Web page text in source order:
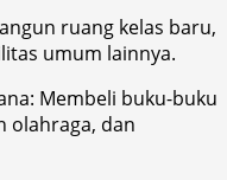
ruang kelas baru,
umum lainnya.
Membeli buku-buku
olahraga, dan